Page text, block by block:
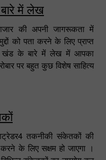
बारे में लेख
की अपनी जागरूकता में
को पता करने के लिए प्राप्त
खंड के बारे में लेख में आपका
पर बहुत कुछ विशेष साहित्य
तकनीकी संकेतकों की
के लिए सक्षम हो जाएगा ।